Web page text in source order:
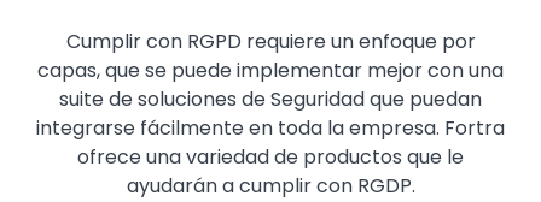
Cumplir con RGPD requiere un enfoque por
capas, que se puede implementar mejor con una
suite de soluciones de Seguridad que puedan
integrarse fácilmente en toda la empresa. Fortra
ofrece una variedad de productos que le
ayudarán a cumplir con RGDP.